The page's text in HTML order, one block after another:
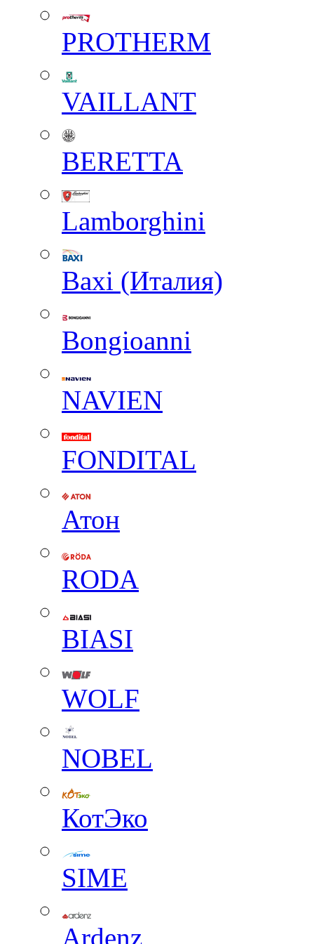
PROTHERM
VAILLANT
BERETTA
Lamborghini
Baxi (Италия)
Вongioanni
NAVIEN
FONDITAL
Атон
RODA
BIASI
WOLF
NOBEL
КотЭко
SIME
Ardenz